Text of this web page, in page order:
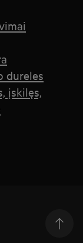
dureles
įskilęs,